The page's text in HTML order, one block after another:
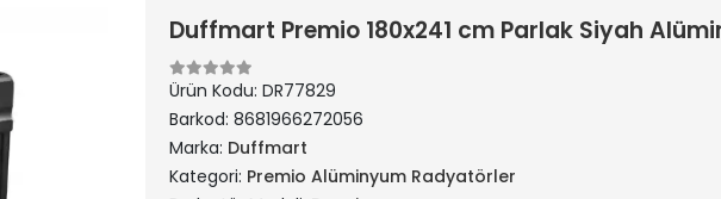
Duffmart Premio 180x241 cm Parlak Siyah
Ürün Kodu: DR77829
Barkod: 8681966272056
Marka: Duffmart
Kategori: Premio Alüminyum Radyatörler